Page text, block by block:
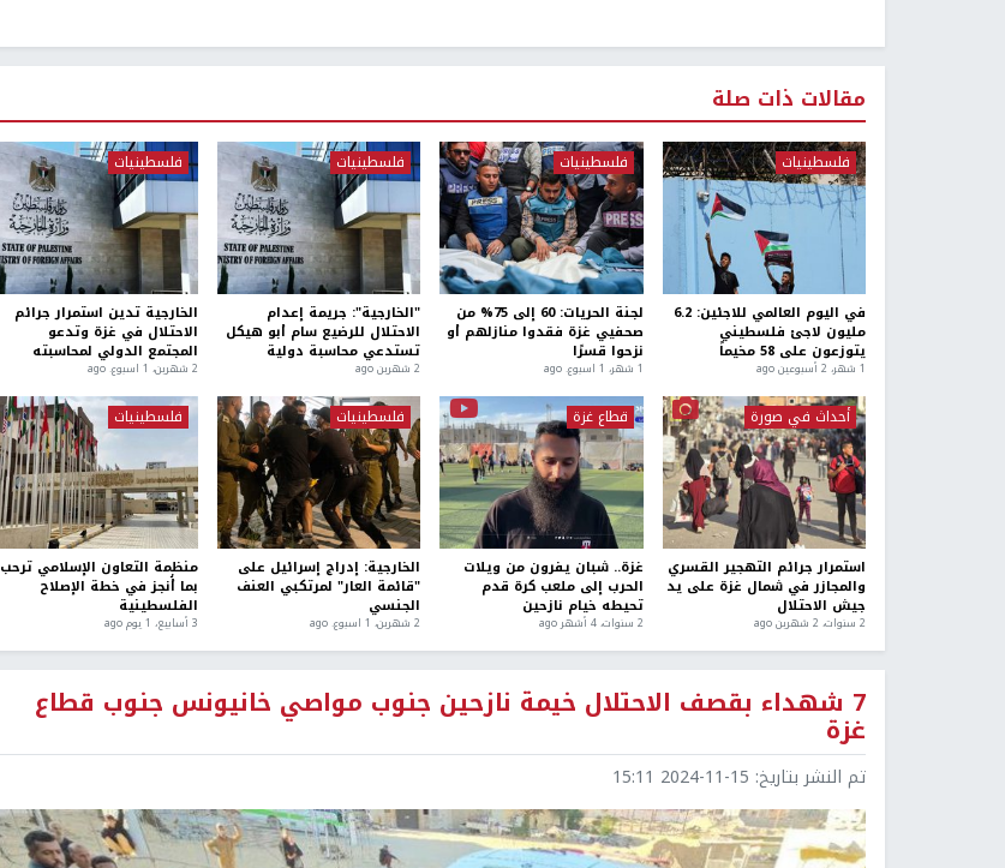
مقالات ذات صلة
فلسطينيات
في اليوم العالمي للاجئين: 6.2
مليون لاجئ فلسطيني
يتوزعون على 58 مخيماً
1 شهر، 2 أسبوعين ago
فلسطينيات
لجنة الحريات: 60 إلى 75% من
صحفيي غزة فقدوا منازلهم أو
نزحوا قسرًا
1 شهر، 1 اسبوع. ago
فلسطينيات
"الخارجية": جريمة إعدام
الاحتلال للرضيع سام أبو هيكل
تستدعي محاسبة دولية
2 شهرين ago
فلسطينيات
الخارجية تدين استمرار جرائم
الاحتلال في غزة وتدعو
المجتمع الدولي لمحاسبته
2 شهرين، 1 اسبوع. ago
أحداث في صورة
استمرار جرائم التهجير القسري
والمجازر في شمال غزة على يد
جيش الاحتلال
2 سنوات، 2 شهرين ago
قطاع غزة
غزة.. شبان يفرون من ويلات
الحرب إلى ملعب كرة قدم
تحيطه خيام نازحين
2 سنوات، 4 أشهر ago
فلسطينيات
الخارجية: إدراج إسرائيل على
"قائمة العار" لمرتكبي العنف
الجنسي
2 شهرين، 1 اسبوع. ago
فلسطينيات
منظمة التعاون الإسلامي ترحب
بما أُنجز في خطة الإصلاح
الفلسطينية
3 أسابيع، 1 يوم ago
7 شهداء بقصف الاحتلال خيمة نازحين جنوب مواصي خانيونس جنوب قطاع
غزة
تم النشر بتاريخ: 2024-11-15 15:11